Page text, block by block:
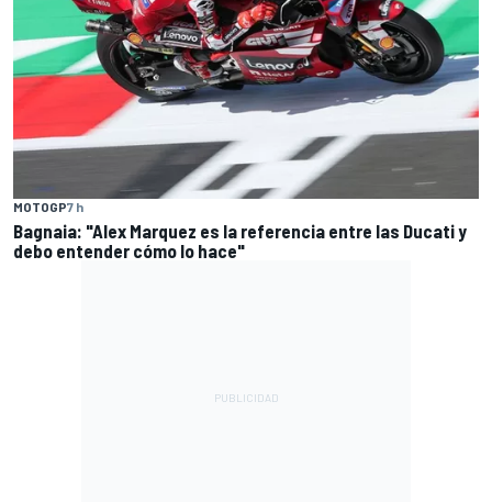
MOTOGP7 h
Bagnaia: "Alex Marquez es la referencia entre las Ducati y
debo entender cómo lo hace"